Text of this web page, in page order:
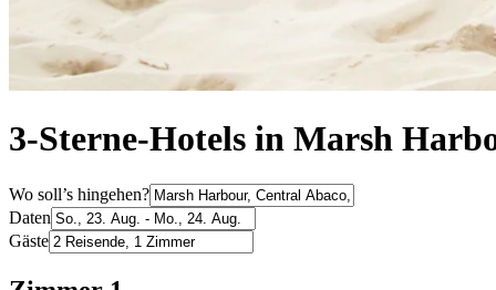
3-Sterne-Hotels in Marsh
Wo soll’s hingehen?
Daten
Gäste